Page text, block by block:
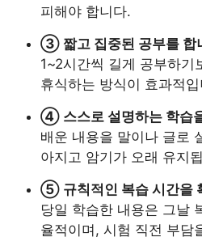
피해야 합니다.
③ 짧고 집중된 공부를 합
1~2시간씩 길게 공부하
휴식하는 방식이 효과적
④ 스스로 설명하는 학습
배운 내용을 말이나 글로
아지고 암기가 오래 유지
⑤ 규칙적인 복습 시간을
당일 학습한 내용은 그날
율적이며, 시험 직전 부담